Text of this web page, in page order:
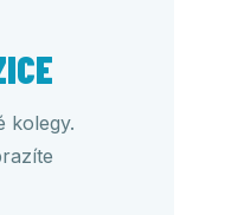
kolegy.